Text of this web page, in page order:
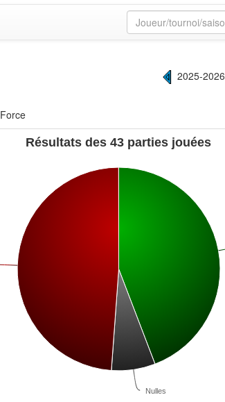
2025-2026
Force
Résultats des 43 parties jouées
Nulles